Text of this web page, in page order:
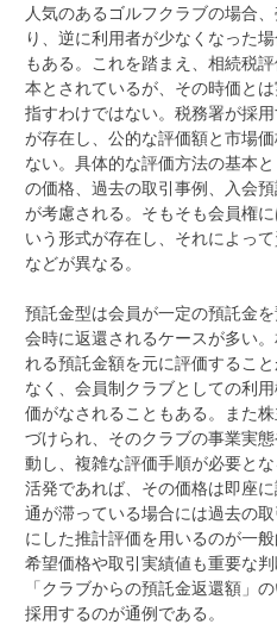
人気のあるゴルフクラブの場合
り、逆に利用者が少なくなった
もある。これを踏まえ、相続税
本とされているが、その時価と
指すわけではない。税務署が採
が存在し、公的な評価額と市場
ない。具体的な評価方法の基本
の価格、過去の取引事例、入会
が考慮される。そもそも会員権
いう形式が存在し、それによっ
などが異なる。
預託金型は会員が一定の預託金
会時に返還されるケースが多い
れる預託金額を元に評価するこ
なく、会員制クラブとしての利
価がなされることもある。また
づけられ、そのクラブの事業実
動し、複雑な評価手順が必要と
活発であれば、その価格は即座
通が滞っている場合には過去の
にした推計評価を用いるのが一
希望価格や取引実績値も重要な
「クラブからの預託金返還額」
採用するのが通例である。